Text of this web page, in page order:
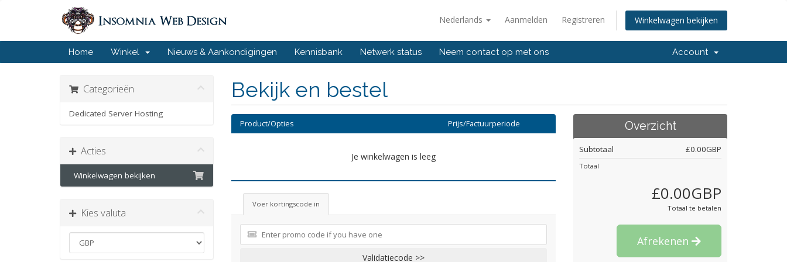
Nederlands Aanmelden Registreren Winkelwagen bekijken
Home Winkel Nieuws & Aankondigingen Kennisbank Netwerk status Neem contact op met ons Account
Bekijk en bestel
Categorieën
Dedicated Server Hosting
Acties
Winkelwagen bekijken
Kies valuta
Product/Opties Prijs/Factuurperiode
Je winkelwagen is leeg
Voer kortingscode in
Validatiecode >>
Overzicht
Subtotaal £0.00GBP
Totaal
£0.00GBP
Totaal te betalen
Afrekenen